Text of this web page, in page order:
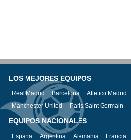
LOS MEJORES EQUIPOS
Real Madrid Barcelona Atletico Madrid
Manchester United
Paris Saint Germain
EQUIPOS NACIONALES
Espana Argentina Alemania Francia